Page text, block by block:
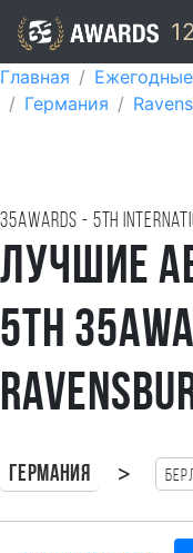
Главная
Германия
35AWARDS - 5TH
Лучшие
5th
Германия >